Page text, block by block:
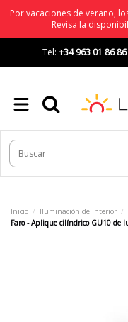
Por vacaciones de verano,
Revisa la
Tel: +34 963 01 86 86
Inicio Iluminación de interior
Faro - Aplique cilíndrico GU10 de